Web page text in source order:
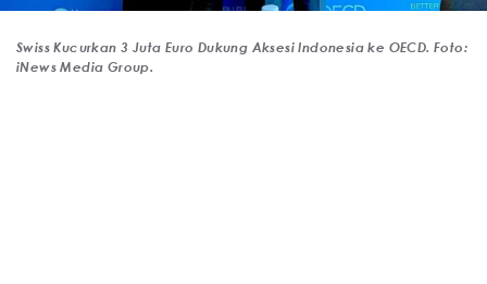
Swiss Kucurkan 3 Juta Euro Dukung Aksesi Indonesia ke OECD. Foto:
iNews Media Group.